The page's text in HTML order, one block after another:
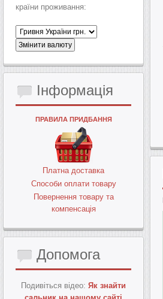
країни проживання:
Інформація
ПРАВИЛА ПРИДБАННЯ
Платна доставка
Способи оплати товару
Повернення товару та
компенсація
Допомога
Подивіться відео: Як знайти